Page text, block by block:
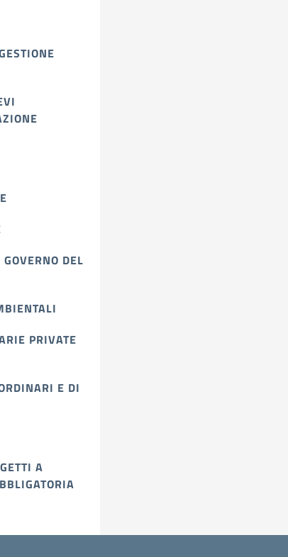
DEL
PRIVATE
E DI
A